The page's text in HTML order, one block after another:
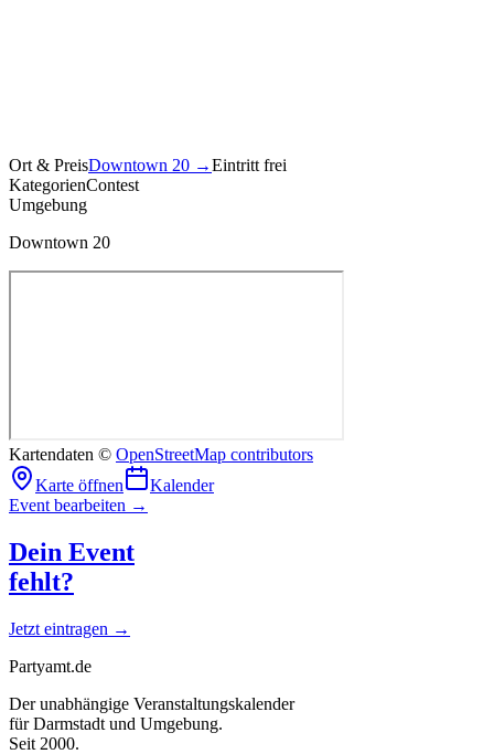
Ort & PreisDowntown 20 →Eintritt frei
KategorienContest
Umgebung
Downtown 20
Kartendaten © OpenStreetMap contributors
Karte öffnen
Kalender
Event bearbeiten →
Dein Event
fehlt?
Jetzt eintragen →
Partyamt.de
Der unabhängige Veranstaltungskalender
für Darmstadt und Umgebung.
Seit 2000.